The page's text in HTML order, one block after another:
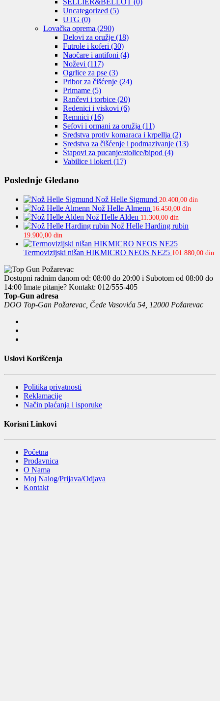
Uncategorized (5)
UTG (0)
Lovačka oprema (290)
Delovi za oružje (18)
Futrole i koferi (30)
Naočare i antifoni (4)
Noževi (117)
Ogrlice za pse (3)
Pribor za čišćenje (24)
Primame (5)
Rančevi i torbice (20)
Redenici i viskovi (6)
Remnici (16)
Sefovi i ormani za oružja (11)
Sredstva protiv komaraca i krpellja (2)
Sredstva za čišćenje i podmazivanje (13)
Štapovi za pucanje/stolice/bipod (4)
Vabilice i lokeri (17)
Poslednje Gledano
Nož Helle Sigmund 20.400,00 din
Nož Helle Almenn 16.450,00 din
Nož Helle Alden 11.300,00 din
Nož Helle Harding rubin
19.900,00 din
Termovizijski nišan HIKMICRO NEOS NE25 101.880,00 din
Dostupni radnim danom od: 08:00 do 20:00 i Subotom od 08:00 do
14:00 Imate pitanje? Kontakt: 012/555-405
Top-Gun adresa
DOO Top-Gan Požarevac, Čede Vasovića 54, 12000 Požarevac
Uslovi Korišćenja
Politika privatnosti
Reklamacije
Način plaćanja i isporuke
Korisni Linkovi
Početna
Prodavnica
O Nama
Moj Nalog/Prijava/Odjava
Kontakt